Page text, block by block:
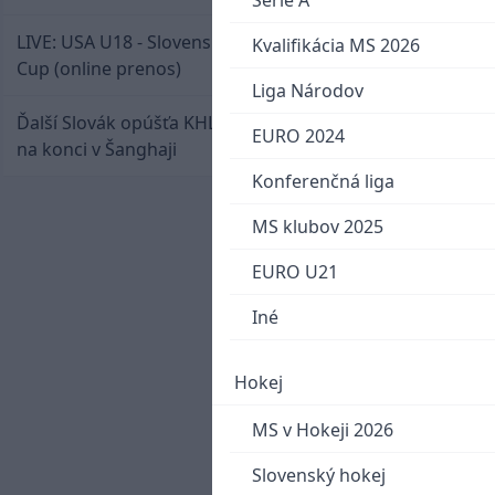
Kvalifikácia MS 2026
Liga Národov
EURO 2024
Konferenčná liga
MS klubov 2025
EURO U21
Iné
Hokej
MS v Hokeji 2026
Slovenský hokej
LIVE: USA U18 - Slovensko U18 / Hlinka-Gretzky
Cup (online prenos)
Ďalší Slovák opúšťa KHL. Patrik Rybár sa dohodol
na konci v Šanghaji